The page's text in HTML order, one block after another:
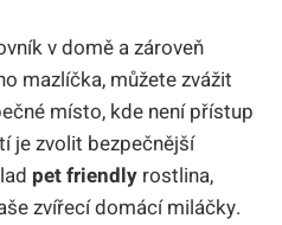
v domě a zároveň
mazlíčka, můžete zvážit
místo, kde není přístup
je zvolit bezpečnější
pet friendly rostlina,
zvířecí domácí miláčky.